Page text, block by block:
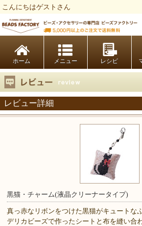
こんにちはゲストさん
ホーム レシピ
レビュー詳細
黒猫・チャーム(液晶クリーナータイプ)
真っ赤なリボンをつけた黒猫がキュートな
デリカビーズで作ったシートと布を縫い合